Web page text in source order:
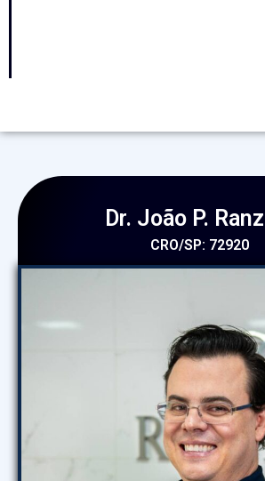
Dr. João P.
CRO/SP: 72920